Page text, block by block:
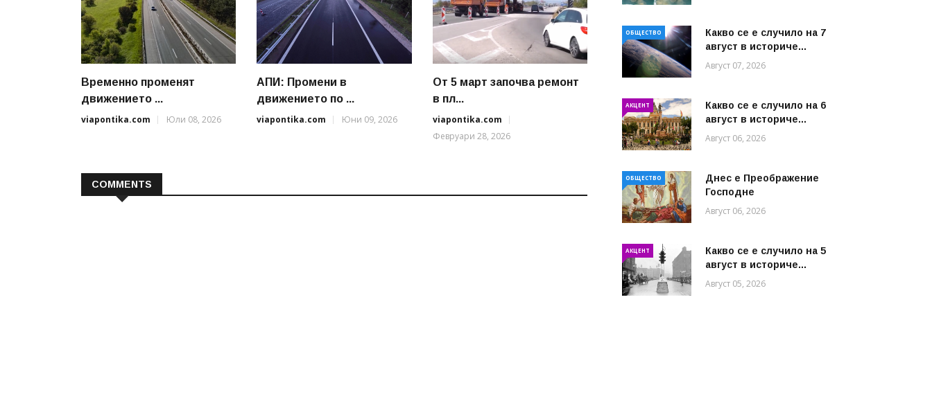
Временно променят
движението ...
viapontika.com
Юли 08, 2026
АПИ: Промени в
движението по ...
viapontika.com
Юни 09, 2026
От 5 март започва ремонт
в пл...
viapontika.com
Февруари 28, 2026
COMMENTS
ОБЩЕСТВО
Какво се е случило на 7
август в историче...
Август 07, 2026
АКЦЕНТ
Какво се е случило на 6
август в историче...
Август 06, 2026
ОБЩЕСТВО
Днес е Преображение
Господне
Август 06, 2026
АКЦЕНТ
Какво се е случило на 5
август в историче...
Август 05, 2026